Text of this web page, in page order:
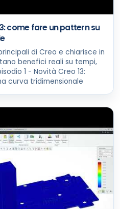
come fare un pattern su
di Creo e chiarisce in
benefici reali su tempi,
1 - Novità Creo 13:
curva tridimensionale